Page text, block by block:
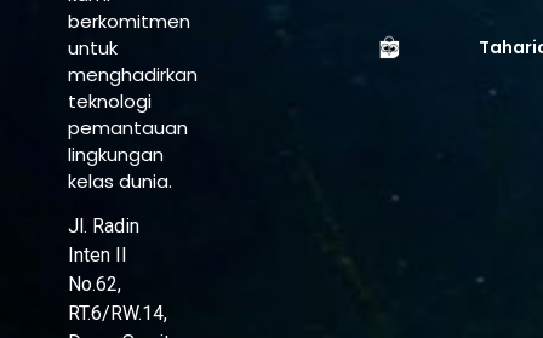
berkomitmen
untuk
menghadirkan
teknologi
pemantauan
lingkungan
kelas dunia.
Jl. Radin
Inten II
No.62,
RT.6/RW.14,